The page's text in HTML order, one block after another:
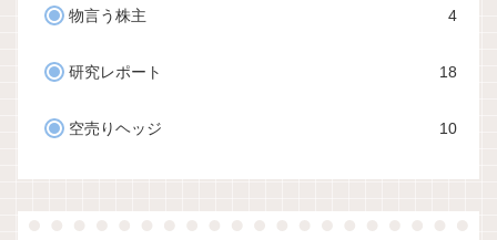
物言う株主 4
研究レポート 18
空売りヘッジ 10